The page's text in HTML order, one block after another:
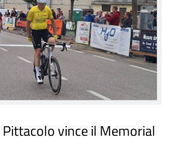
Pittacolo vince il Memorial